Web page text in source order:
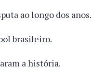
ao longo dos anos.
brasileiro.
a história.